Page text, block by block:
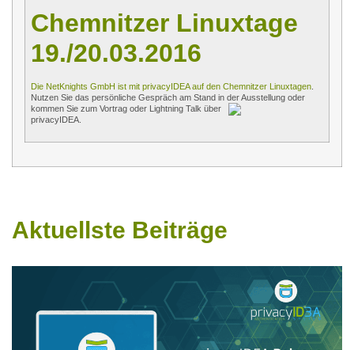
Chemnitzer Linuxtage
19./20.03.2016
Die NetKnights GmbH ist mit privacyIDEA auf den Chemnitzer Linuxtagen
Nutzen Sie das persönliche Gespräch am Stand in der Ausstellung oder
kommen Sie zum Vortrag oder Lightning Talk über
privacyIDEA.
Aktuellste Beiträge